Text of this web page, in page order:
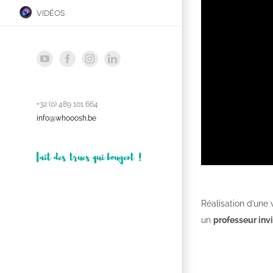
vidéos
YouTubeFacebookInstagramLinkedIn
+32 (0) 489 101 664
info@whooosh.be
fait des trucs qui bougent !
Réalisation d’une
un professeur